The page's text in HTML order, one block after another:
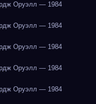
Оруэлл — 1984
Оруэлл — 1984
Оруэлл — 1984
Оруэлл — 1984
Оруэлл — 1984